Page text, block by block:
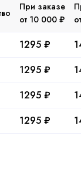
При заказе
от 10 000 ₽
1295 ₽
1295 ₽
1295 ₽
1295 ₽